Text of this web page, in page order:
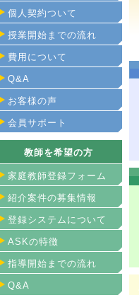
個人契約ついて
授業開始までの流れ
費用について
Q&A
お客様の声
会員サポート
教師を希望の方
家庭教師登録フォーム
紹介案件の募集情報
登録システムについて
ASKの特徴
指導開始までの流れ
Q&A